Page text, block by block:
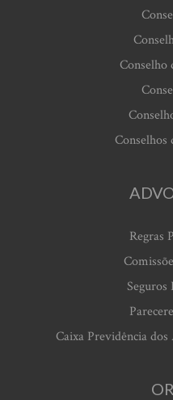
Conselho
Conselhos
Regras
Seguros
Caixa Previdência